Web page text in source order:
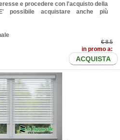
e procedere con l'acquisto della
possibile acquistare anche più
€ 8.5
in promo a:
ACQUISTA